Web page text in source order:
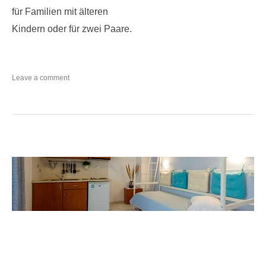
für Familien mit älteren
Kindern oder für zwei Paare.
Leave a commenton